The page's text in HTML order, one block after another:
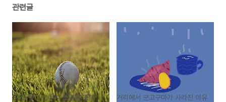
관련글
SSG 랜더스 투수 노경은 총액
거리에서 군고구마가 사라진 이유